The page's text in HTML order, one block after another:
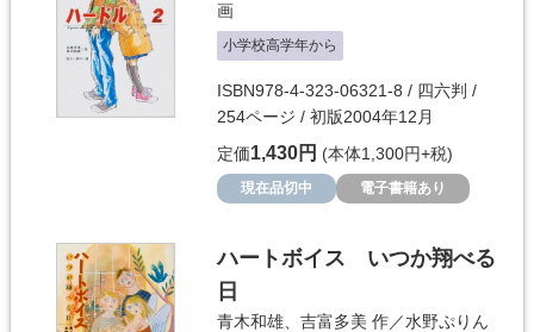
画
小学校高学年から
ISBN978-4-323-06321-8 / 四六判 /
254ページ / 初版2004年12月
定価1,430円 (本体1,300円+税)
現在品切中 電子書籍あり
ハートボイス いつか翔べる
日
青木和雄 吉富多美 作／水野ぷりん